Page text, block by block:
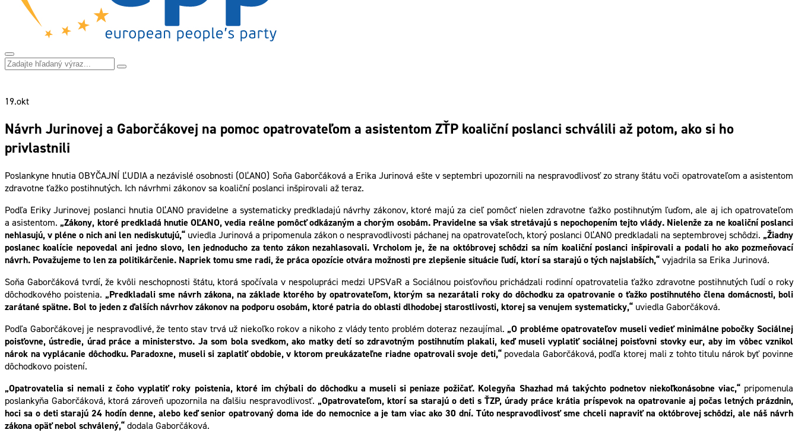
19.okt
Návrh Jurinovej a Gaborčákovej na pomoc opatrovateľom a asistentom ZŤP koaliční poslanci schválili až potom, ako si ho
privlastnili
Poslankyne hnutia OBYČAJNÍ ĽUDIA a nezávislé osobnosti (OĽANO) Soňa Gaborčáková a Erika Jurinová ešte v septembri upozornili na nespravodlivosť zo strany štátu voči opatrovateľom a asistentom
zdravotne ťažko postihnutých. Ich návrhmi zákonov sa koaliční poslanci inšpirovali až teraz.
Podľa Eriky Jurinovej poslanci hnutia OĽANO pravidelne a systematicky predkladajú návrhy zákonov, ktoré majú za cieľ pomôcť nielen zdravotne ťažko postihnutým ľuďom, ale aj ich opatrovateľom
a asistentom. „Zákony, ktoré predkladá hnutie OĽANO, vedia reálne pomôcť odkázaným a chorým osobám. Pravidelne sa však stretávajú s nepochopením tejto vlády. Nielenže za ne koaliční poslanci
nehlasujú, v pléne o nich ani len nediskutujú,“ uviedla Jurinová a pripomenula zákon o nespravodlivosti páchanej na opatrovateľoch, ktorý poslanci OĽANO predkladali na septembrovej schôdzi. „Žiadny
poslanec koalície nepovedal ani jedno slovo, len jednoducho za tento zákon nezahlasovali. Vrcholom je, že na októbrovej schôdzi sa ním koaliční poslanci inšpirovali a podali ho ako pozmeňovací
návrh. Považujeme to len za politikárčenie. Napriek tomu sme radi, že práca opozície otvára možnosti pre zlepšenie situácie ľudí, ktorí sa starajú o tých najslabších,“vyjadrila sa Erika Jurinová.
Soňa Gaborčáková tvrdí, že kvôli neschopnosti štátu, ktorá spočívala v nespolupráci medzi UPSVaR a Sociálnou poisťovňou prichádzali rodinní opatrovatelia ťažko zdravotne postihnutých ľudí o roky
dôchodkového poistenia. „Predkladali sme návrh zákona, na základe ktorého by opatrovateľom, ktorým sa nezarátali roky do dôchodku za opatrovanie o ťažko postihnutého člena domácnosti, boli
zarátané spätne. Bol to jeden z ďalších návrhov zákonov na podporu osobám, ktoré patria do oblasti dlhodobej starostlivosti, ktorej sa venujem systematicky,“ uviedla Gaborčáková.
Podľa Gaborčákovej je nespravodlivé, že tento stav trvá už niekoľko rokov a nikoho z vlády tento problém doteraz nezaujímal. „O probléme opatrovateľov museli vedieť minimálne pobočky Sociálnej
poisťovne, ústredie, úrad práce a ministerstvo. Ja som bola svedkom, ako matky detí so zdravotným postihnutím plakali, keď museli vyplatiť sociálnej poisťovni stovky eur, aby im vôbec vznikol
nárok na vyplácanie dôchodku. Paradoxne, museli si zaplatiť obdobie, v ktorom preukázateľne riadne opatrovali svoje deti,“povedala Gaborčáková, podľa ktorej mali z tohto titulu nárok byť povinne
dôchodkovo poistení.
„Opatrovatelia si nemali z čoho vyplatiť roky poistenia, ktoré im chýbali do dôchodku a museli si peniaze požičať. Kolegyňa Shazhad má takýchto podnetov niekoľkonásobne viac,“pripomenula
poslankyňa Gaborčáková, ktorá zároveň upozornila na ďalšiu nespravodlivosť. „Opatrovateľom, ktorí sa starajú o deti s ŤZP, úrady práce krátia príspevok na opatrovanie aj počas letných prázdnin,
hoci sa o deti starajú 24 hodín denne, alebo keď senior opatrovaný doma ide do nemocnice a je tam viac ako 30 dní. Túto nespravodlivosť sme chceli napraviť na októbrovej schôdzi, ale náš návrh
zákona opäť nebol schválený,“dodala Gaborčáková.